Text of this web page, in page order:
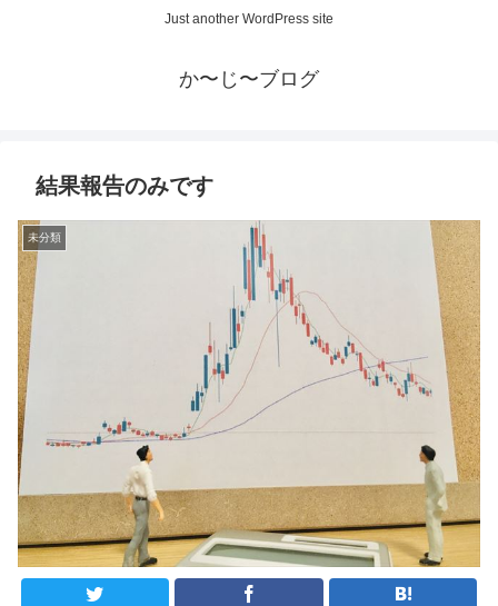
Just another WordPress site
か〜じ〜ブログ
結果報告のみです
未分類